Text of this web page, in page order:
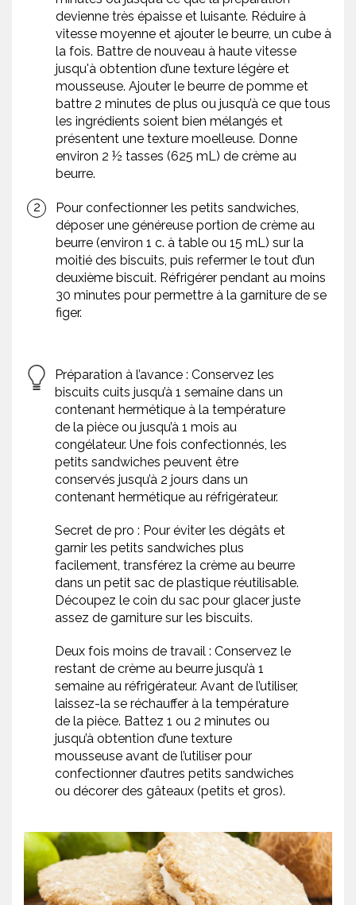
devienne très épaisse et luisante. Réduire à
vitesse moyenne et ajouter le beurre, un cube à
la fois. Battre de nouveau à haute vitesse
jusqu'à obtention d’une texture légère et
mousseuse. Ajouter le beurre de pomme et
battre 2 minutes de plus ou jusqu’à ce que tous
les ingrédients soient bien mélangés et
présentent une texture moelleuse. Donne
environ 2 ½ tasses (625 mL) de crème au
beurre.
Pour confectionner les petits sandwiches,
déposer une généreuse portion de crème au
beurre (environ 1 c. à table ou 15 mL) sur la
moitié des biscuits, puis refermer le tout d’un
deuxième biscuit. Réfrigérer pendant au moins
30 minutes pour permettre à la garniture de se
figer.
Préparation à l’avance : Conservez les
biscuits cuits jusqu’à 1 semaine dans un
contenant hermétique à la température
de la pièce ou jusqu’à 1 mois au
congélateur. Une fois confectionnés, les
petits sandwiches peuvent être
conservés jusqu’à 2 jours dans un
contenant hermétique au réfrigérateur.
Secret de pro : Pour éviter les dégâts et
garnir les petits sandwiches plus
facilement, transférez la crème au beurre
dans un petit sac de plastique réutilisable.
Découpez le coin du sac pour glacer juste
assez de garniture sur les biscuits.
Deux fois moins de travail : Conservez le
restant de crème au beurre jusqu’à 1
semaine au réfrigérateur. Avant de l’utiliser,
laissez-la se réchauffer à la température
de la pièce. Battez 1 ou 2 minutes ou
jusqu’à obtention d’une texture
mousseuse avant de l’utiliser pour
confectionner d’autres petits sandwiches
ou décorer des gâteaux (petits et gros).